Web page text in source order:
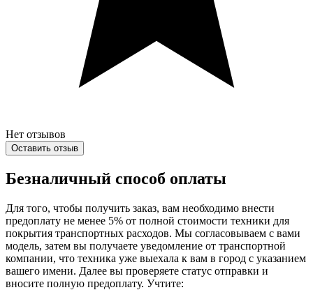
Нет отзывов
Оставить отзыв
Безналичный способ оплаты
Для того, чтобы получить заказ, вам необходимо внести
предоплату не менее 5% от полной стоимости техники для
покрытия транспортных расходов. Мы согласовываем с вами
модель, затем вы получаете уведомление от транспортной
компании, что техника уже выехала к вам в город с указанием
вашего имени. Далее вы проверяете статус отправки и
вносите полную предоплату. Учтите: